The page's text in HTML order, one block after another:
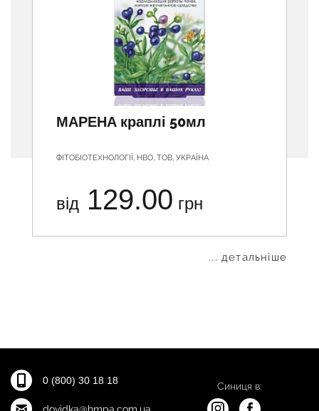
МАРЕНА краплі 50мл
ФІТОБІОТЕХНОЛОГІЇ, НВО, ТОВ, УКРАЇНА
від 129.00 грн
... детальніше
0 (800) 30 18 18
dovidka@hmpa.com.ua
Синиця в: